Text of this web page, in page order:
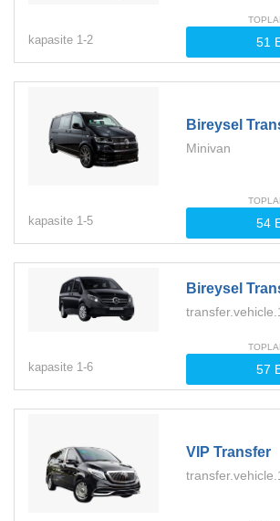
kapasite 1-2
Bireysel
Minivan
kapasite 1-5
Bireysel
kapasite 1-6
VIP Transfer